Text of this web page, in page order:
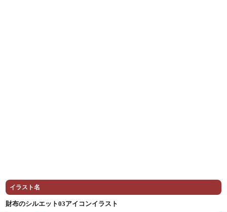
イラスト名
財布のシルエット03アイコンイラスト